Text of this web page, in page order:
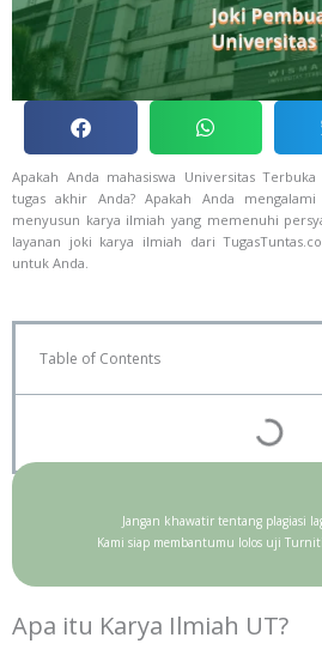
Apakah Anda mahasiswa Universitas
tugas akhir Anda? Apakah Anda
menyusun karya ilmiah yang memenuhi
layanan joki karya ilmiah dari
untuk Anda.
Table of Contents
Jangan khawatir tentang plagiasi
Kami siap membantumu lolos uji
Apa itu Karya Ilmiah UT?